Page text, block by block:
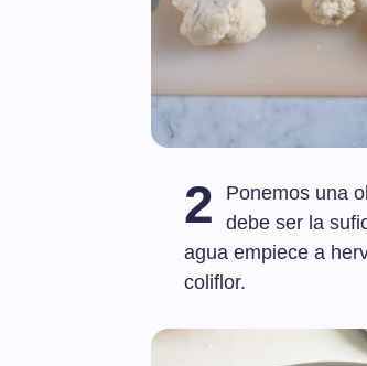
2
Ponemos una
debe ser la
agua empiece a
coliflor.